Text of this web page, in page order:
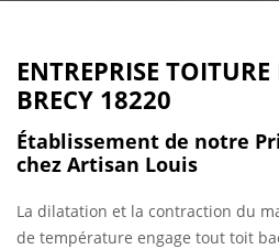
ENTREPRISE
BRECY 18220
Établissement de notre
chez Artisan Louis
La dilatation et la contraction du
de température engage tout toit